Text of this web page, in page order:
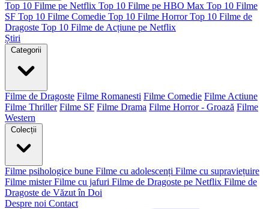
Top 10 Filme pe Netflix Top 10 Filme pe HBO Max Top 10 Filme
SF Top 10 Filme Comedie Top 10 Filme Horror Top 10 Filme de
Dragoste Top 10 Filme de Acțiune pe Netflix
Știri
Categorii
Filme de Dragoste Filme Romanesti Filme Comedie Filme Actiune
Filme Thriller Filme SF Filme Drama Filme Horror - Groază Filme
Western
Colecții
Filme psihologice bune Filme cu adolescenți Filme cu supraviețuire
Filme mister Filme cu jafuri Filme de Dragoste pe Netflix Filme de
Dragoste de Văzut în Doi
Despre noi Contact